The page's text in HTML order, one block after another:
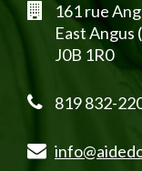
161 rue
East Angus
J0B 1R0
819 832-